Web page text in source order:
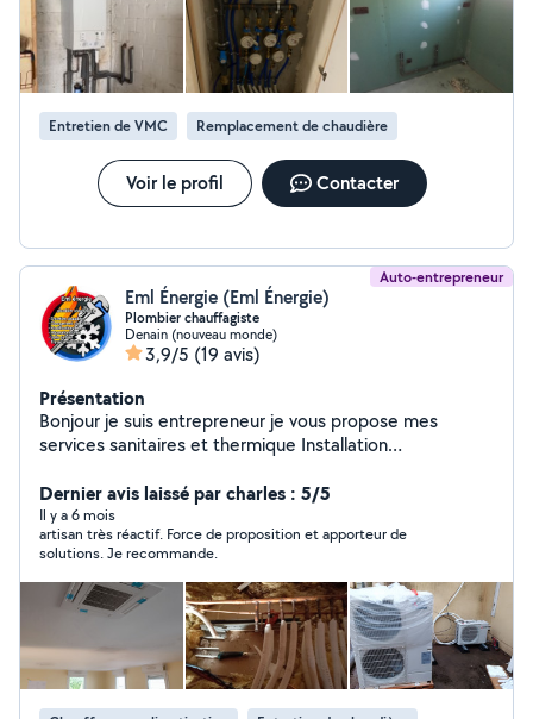
Entretien de VMC Remplacement de chaudière
Voir le profil Contacter
Auto-entrepreneur
Eml Énergie (Eml Énergie)
Plombier chauffagiste
Denain (nouveau monde)
3,9/5 (19 avis)
Présentation
Bonjour je suis entrepreneur je vous propose mes
services sanitaires et thermique Installation
Fuite modification réseau Carrelage faience peinture
placo électricité
Dernier avis laissé par charles : 5/5
Il y a 6 mois
artisan très réactif. Force de proposition et apporteur de
solutions. Je recommande.